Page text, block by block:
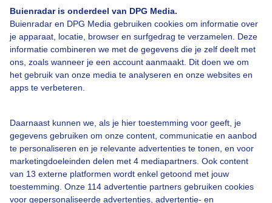
Buienradar is onderdeel van DPG Media.
Buienradar en DPG Media gebruiken cookies om informatie over
je apparaat, locatie, browser en surfgedrag te verzamelen. Deze
informatie combineren we met de gegevens die je zelf deelt met
ons, zoals wanneer je een account aanmaakt. Dit doen we om
het gebruik van onze media te analyseren en onze websites en
apps te verbeteren.
Daarnaast kunnen we, als je hier toestemming voor geeft, je
gegevens gebruiken om onze content, communicatie en aanbod
te personaliseren en je relevante advertenties te tonen, en voor
marketingdoeleinden delen met 4 mediapartners. Ook content
van 13 externe platformen wordt enkel getoond met jouw
toestemming. Onze 114 advertentie partners gebruiken cookies
voor gepersonaliseerde advertenties, advertentie- en
Over Buienradar
Bedrijfsgegevens
Veelgestelde vragen
Contact
Gebruikersvoorwaarden
Adverteren
Buienradar Team
Privacy beleid